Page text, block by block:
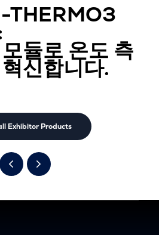
THERMO3
듈로 온도 측
신합니다.
Exhibitor Products